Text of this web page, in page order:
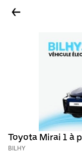
Toyota Mirai 1 à
BILHY